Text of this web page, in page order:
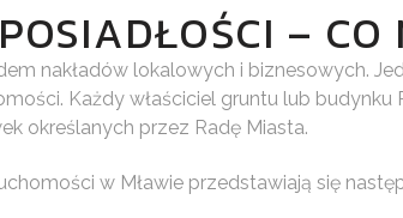
–
nakładów lokalowych i biznesowych.
Każdy właściciel gruntu lub
określanych przez Radę Miasta.
w Mławie przedstawiają się